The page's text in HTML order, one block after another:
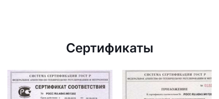
Сертификаты